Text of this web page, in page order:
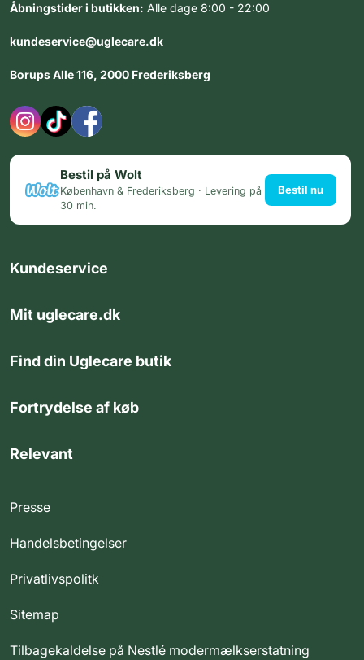
Åbningstider i butikken: Alle dage 8:00 - 22:00
kundeservice@uglecare.dk
Borups Alle 116, 2000 Frederiksberg
Bestil på Wolt
København & Frederiksberg · Levering på
30 min.
Bestil nu
Kundeservice
Mit uglecare.dk
Find din Uglecare butik
Fortrydelse af køb
Relevant
Presse
Handelsbetingelser
Privatlivspolitk
Sitemap
Tilbagekaldelse på Nestlé modermælkserstatning